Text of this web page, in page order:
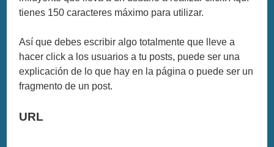
tienes 150 caracteres máximo para utilizar.
Así que debes escribir algo totalmente que lleve a
hacer click a los usuarios a tu posts, puede ser una
explicación de lo que hay en la página o puede ser un
fragmento de un post.
URL